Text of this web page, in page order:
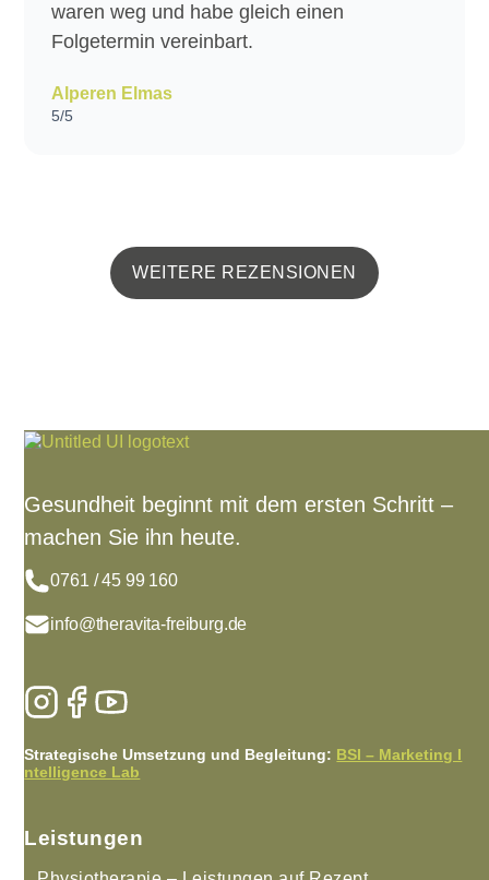
waren weg und habe gleich einen
Folgetermin vereinbart.
Alperen Elmas
5/5
WEITERE REZENSIONEN
Gesundheit beginnt mit dem ersten Schritt –
machen Sie ihn heute.
0761 / 45 99 160
info@theravita-freiburg.de
Strategische Umsetzung und Begleitung: BSI – Marketing I
ntelligence Lab
Leistungen